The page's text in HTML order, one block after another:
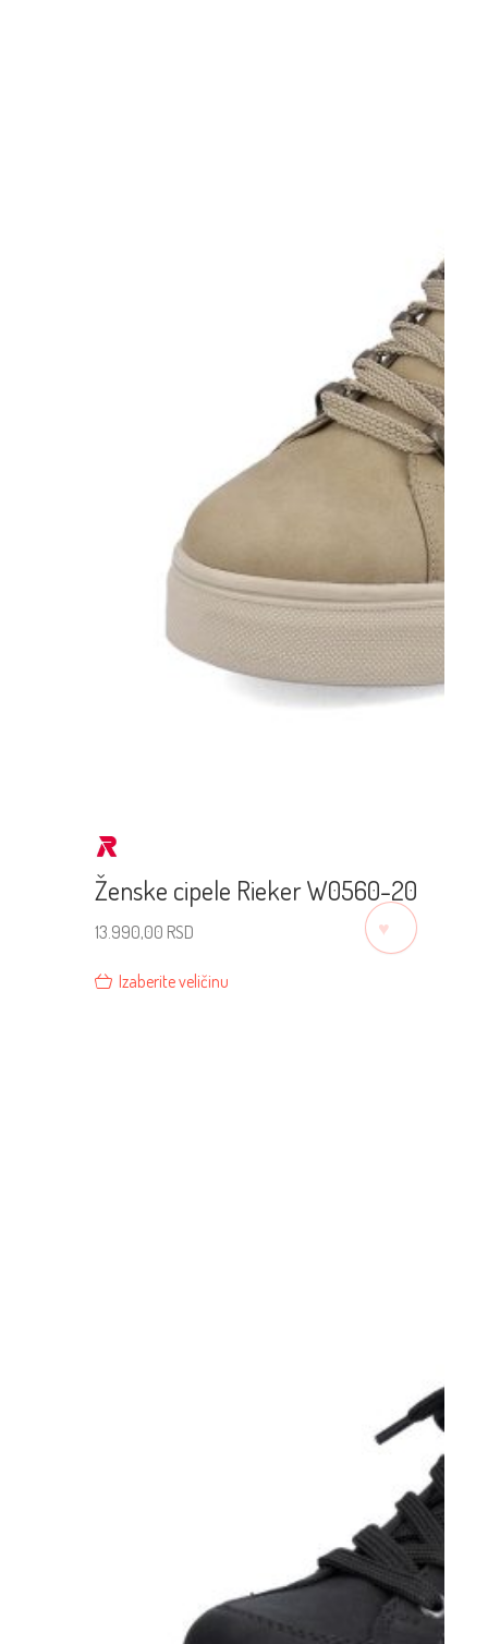
Ženske cipele Rieker W0560-20
13.990,00 RSD
Izaberite veličinu